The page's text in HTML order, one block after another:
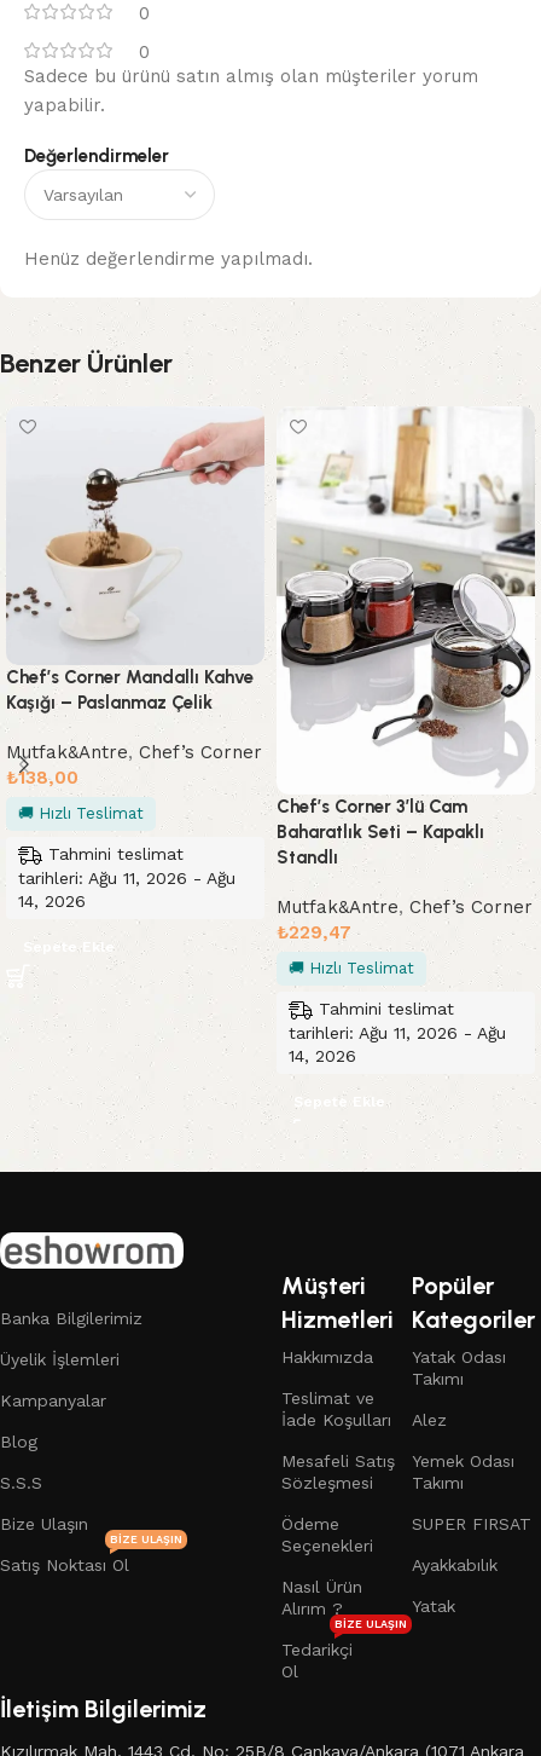
0
0
Değerlendirmeler
Henüz değerlendirme yapılmadı.
Sadece bu ürünü satın almış olan müşteriler yorum
yapabilir.
Benzer Ürünler
Chef’s Corner Mandallı Kahve
Kaşığı – Paslanmaz Çelik
Mutfak&Antre, Chef’s Corner
₺138,00
🚚 Hızlı Teslimat
Tahmini teslimat
tarihleri: Ağu 11, 2026 - Ağu
14, 2026
Sepete Ekle
Chef’s Corner 3’lü Cam
Baharatlık Seti – Kapaklı
Standlı
Mutfak&Antre, Chef’s Corner
₺229,47
🚚 Hızlı Teslimat
Tahmini teslimat
tarihleri: Ağu 11, 2026 - Ağu
14, 2026
Sepete Ekle
Read More
Banka Bilgilerimiz
Üyelik İşlemleri
Kampanyalar
Blog
S.S.S
Bize Ulaşın
Satış Noktası Ol
BIZE ULAŞIN
Müşteri
Hizmetleri
Hakkımızda
Teslimat ve
İade Koşulları
Mesafeli Satış
Sözleşmesi
Ödeme
Seçenekleri
Nasıl Ürün
Alırım ?
Tedarikçi
Ol
BIZE ULAŞIN
Popüler
Kategoriler
Yatak Odası
Takımı
Alez
Yemek Odası
Takımı
SUPER FIRSAT
Ayakkabılık
Yatak
İletişim Bilgilerimiz
Kızılırmak Mah. 1443 Cd. No: 25B/8 Çankaya/Ankara (1071 Ankara